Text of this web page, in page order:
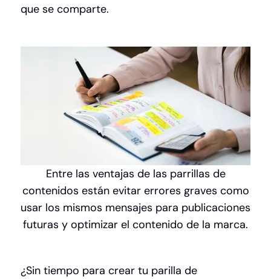
que se comparte.
Entre las ventajas de las parrillas de
contenidos están evitar errores graves como
usar los mismos mensajes para publicaciones
futuras y optimizar el contenido de la marca.
¿Sin tiempo para crear tu parilla de